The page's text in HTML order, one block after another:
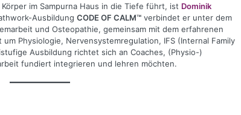
im Sampurna Haus in die Tiefe führt, ist Dominik
Ausbildung CODE OF CALM™verbindet er unter dem
und Osteopathie, gemeinsam mit dem erfahrenen
um Physiologie, Nervensystemregulation, IFS (Internal Family
Ausbildung richtet sich an Coaches, (Physio-)
fundiert integrieren und lehren möchten.